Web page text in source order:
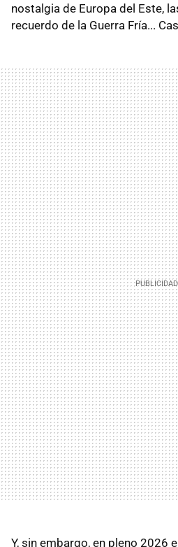
nostalgia de Europa del Este,
recuerdo de la Guerra Fría...
Y, sin embargo, en pleno 2026